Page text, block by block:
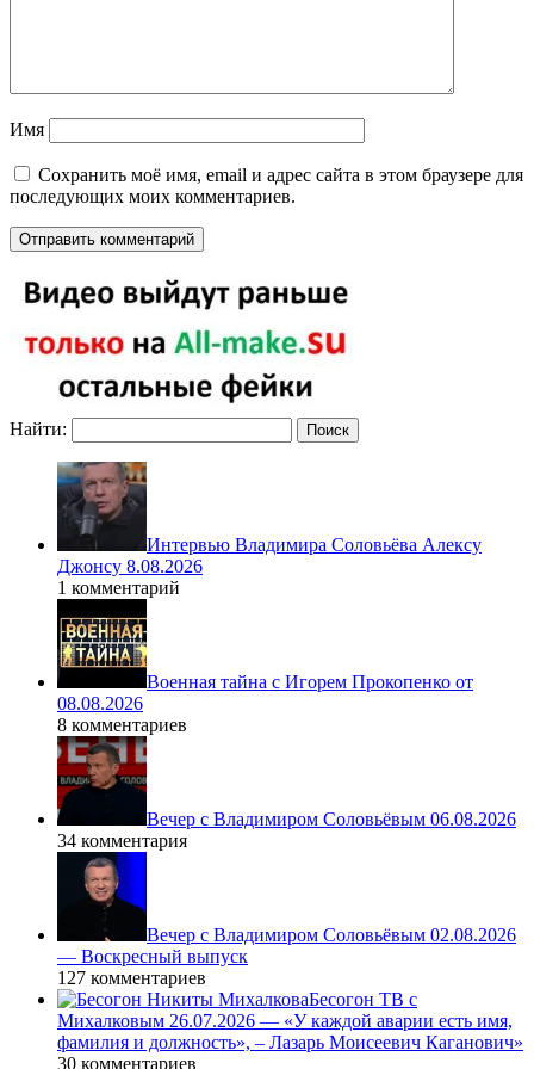
Имя
Сохранить моё имя, email и адрес сайта в этом браузере для
последующих моих комментариев.
Найти:
Интервью Владимира Соловьёва Алексу
Джонсу 8.08.2026
1 комментарий
Военная тайна с Игорем Прокопенко от
08.08.2026
8 комментариев
Вечер с Владимиром Соловьёвым 06.08.2026
34 комментария
Вечер с Владимиром Соловьёвым 02.08.2026
— Воскресный выпуск
127 комментариев
Бесогон ТВ с
Михалковым 26.07.2026 — «У каждой аварии есть имя,
фамилия и должность», – Лазарь Моисеевич Каганович»
30 комментариев